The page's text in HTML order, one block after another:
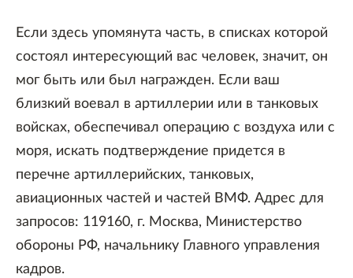
Если здесь упомянута часть, в списках которой
состоял интересующий вас человек, значит, он
мог быть или был награжден. Если ваш
близкий воевал в артиллерии или в танковых
войсках, обеспечивал операцию с воздуха или с
моря, искать подтверждение придется в
перечне артиллерийских, танковых,
авиационных частей и частей ВМФ. Адрес для
запросов: 119160, г. Москва, Министерство
обороны РФ, начальнику Главного управления
кадров.